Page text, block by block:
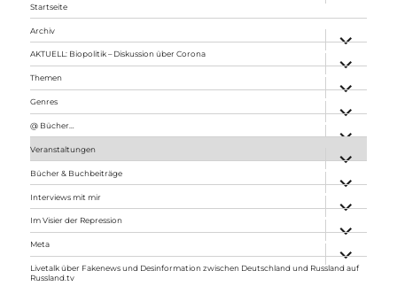
Startseite
Archiv
anzeigen
AKTUELL: Biopolitik – Diskussion über Corona
anzeigen
Themen
anzeigen
Genres
anzeigen
@ Bücher…
Veranstaltungen
anzeigen
Bücher & Buchbeiträge
anzeigen
Interviews mit mir
anzeigen
Im Visier der Repression
anzeigen
Meta
anzeigen
Livetalk über Fakenews und Desinformation zwischen Deutschland und Russland auf
Russland.tv